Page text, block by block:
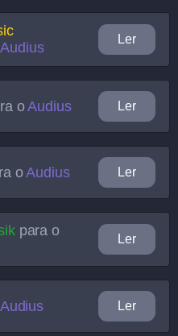
Audius
Ler
oAudius Ler
oAudius Ler
para o
Ler
Audius Ler